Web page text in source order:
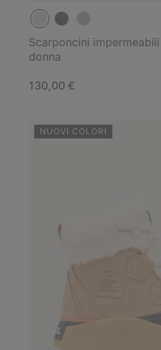
Scarponcini
donna
Regular price:
130,00 €
NUOVI COLORI